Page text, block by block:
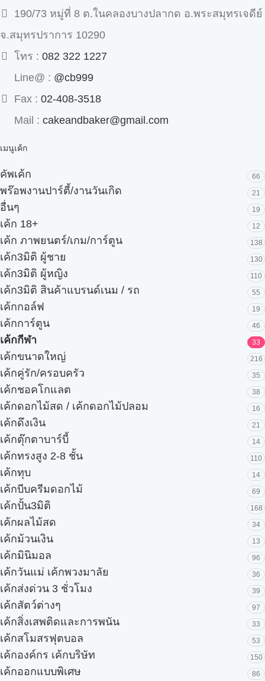
190/73 หมู่ที่ 8 ต.ในคลองบางปลากด อ.พระสมุทรเจดีย์
จ.สมุทรปราการ 10290
โทร : 082 322 1227
Line@ : @cb999
Fax : 02-408-3518
Mail : cakeandbaker@gmail.com
เมนูเค้ก
คัพเค้ก 66
พร๊อพงานปาร์ตี้/งานวันเกิด 21
อื่นๆ 19
เค้ก 18+ 12
เค้ก ภาพยนตร์/เกม/การ์ตูน 138
เค้ก3มิติ ผู้ชาย 130
เค้ก3มิติ ผู้หญิง 110
เค้ก3มิติ สินค้าแบรนด์เนม / รถ 55
เค้กกอล์ฟ 19
เค้กการ์ตูน 46
เค้กกีฬา 33
เค้กขนาดใหญ่ 216
เค้กคู่รัก/ครอบครัว 35
เค้กชอคโกแลต 38
เค้กดอกไม้สด / เค้กดอกไม้ปลอม 16
เค้กดึงเงิน 21
เค้กตุ๊กตาบาร์บี้ 14
เค้กทรงสูง 2-8 ชั้น 110
เค้กทุบ 14
เค้กบีบครีมดอกไม้ 69
เค้กปั้น3มิติ 168
เค้กผลไม้สด 34
เค้กม้วนเงิน 13
เค้กมินิมอล 96
เค้กวันแม่ เค้กพวงมาลัย 36
เค้กส่งด่วน 3 ชั่วโมง 39
เค้กสัตว์ต่างๆ 97
เค้กสิ่งเสพติดและการพนัน 33
เค้กสโมสรฟุตบอล 53
เค้กองค์กร เค้กบริษัท 150
เค้กออกแบบพิเศษ 86